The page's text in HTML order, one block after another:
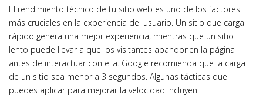
El rendimiento técnico de tu sitio web es uno de los factores
más cruciales en la experiencia del usuario. Un sitio que carga
rápido genera una mejor experiencia, mientras que un sitio
lento puede llevar a que los visitantes abandonen la página
antes de interactuar con ella. Google recomienda que la carga
de un sitio sea menor a 3 segundos. Algunas tácticas que
puedes aplicar para mejorar la velocidad incluyen: